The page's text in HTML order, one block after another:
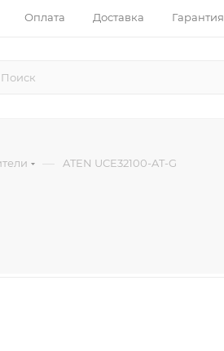
Оплата Доставка Гарантия
— ATEN UCE32100-AT-G